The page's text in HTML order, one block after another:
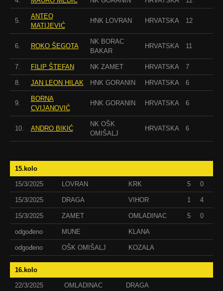
5.
ANTEO
MATIJEVIĆ
HNK LOVRAN HRVATSKA 12
6. ROKO ŠEGOTA
NK BORAC
BAKAR
HRVATSKA 11
7. FILIP ŠTEFAN NK ZAMET HRVATSKA 7
8. JAN LEON HILAK HNK GORANIN HRVATSKA 6
9.
BORNA
CVIJANOVIĆ
HNK GORANIN HRVATSKA 6
10. ANDRO BIKIĆ
NK OŠK
OMIŠALJ
HRVATSKA 6
15.kolo
15/3/2025 LOVRAN KRK 5 0
15/3/2025 DRAGA VIHOR 1 4
15/3/2025 ZAMET OMLADINAC 5 0
odgođeno MUNE KLANA
odgođeno OŠK OMIŠALJ KOZALA
16.kolo
22/3/2025 OMLADINAC DRAGA